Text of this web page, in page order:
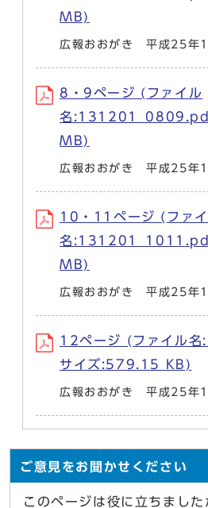
MB)
広報おおがき 平成25年
8・9ページ (ファイル
名
MB)
広報おおがき 平成25年
10・11ページ (ファ
名
MB)
広報おおがき 平成25年
12ページ (ファイル
サイズ:579.15 KB)
広報おおがき 平成25年
ご意見をお聞かせください
このページは役に立ちました